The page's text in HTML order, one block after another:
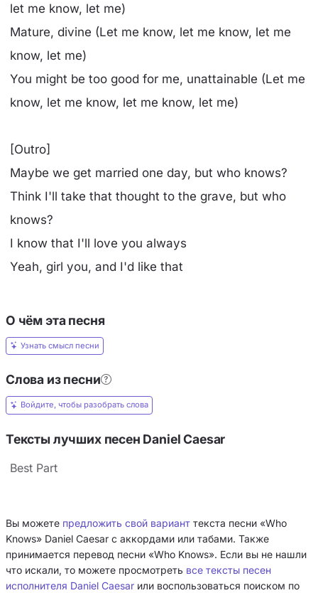
let me know, let me)
Mature, divine (Let me know, let me know, let me
know, let me)
You might be too good for me, unattainable (Let me
know, let me know, let me know, let me)
[Outro]
Maybe we get married one day, but who knows?
Think I'll take that thought to the grave, but who
knows?
I know that I'll love you always
Yeah, girl you, and I'd like that
О чём эта песня
Узнать смысл песни
Слова из песни
Войдите, чтобы разобрать слова
Тексты лучших песен Daniel Caesar
Best Part
Вы можете предложить свой вариант текста песни «Who
Knows» Daniel Caesar с аккордами или табами. Также
принимается перевод песни «Who Knows». Если вы не нашли
что искали, то можете просмотреть все тексты песен
исполнителя Daniel Caesar или воспользоваться поиском по